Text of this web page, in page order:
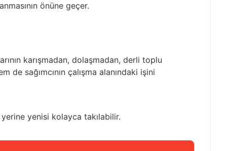
önüne geçer.
karışmadan, dolaşmadan, derli toplu
sağımcının çalışma alanındaki işini
yenisi kolayca takılabilir.